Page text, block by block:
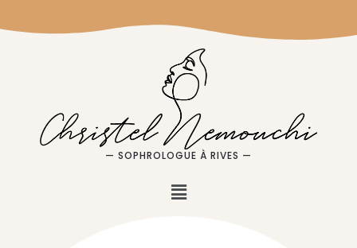
— SOPHROLOGUE À RIVES —